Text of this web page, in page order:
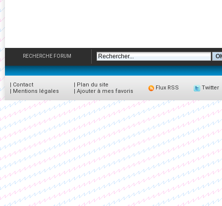
RECHERCHE FORUM
| Contact
| Mentions légales
| Plan du site
| Ajouter à mes favoris
Flux RSS Twitter